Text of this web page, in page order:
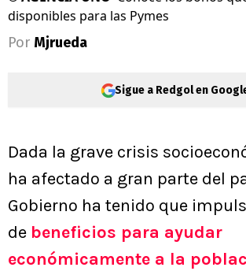
disponibles para las Pymes
Por Mjrueda
Sigue a Redgol en
Dada la grave crisis
ha afectado a gran parte del
Gobierno ha tenido que
de beneficios para ayudar
económicamente a la